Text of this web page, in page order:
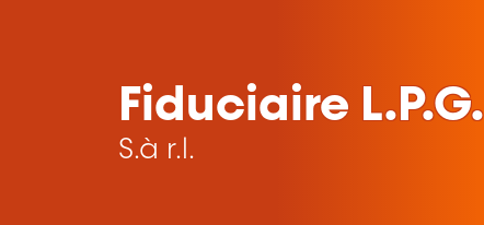
Fiduciaire L.P.G.
S.à r.l.